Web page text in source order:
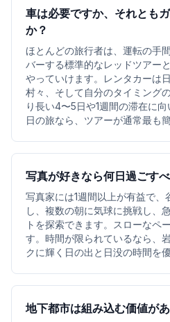
車は必要ですか、それとも
か？
ほとんどの旅行者は、運転の手
バーする標準的なレッドツアー
やっていけます。レンタカーは
村々、そして自分のタイミング
り長い4〜5日や1週間の滞在に
日の旅なら、ツアーが通常最も
写真が好きなら何日過ごす
写真家には1週間以上が有益で
し、複数の朝に気球に挑戦し、
トを探索できます。スローなペ
す。時間が限られているなら、
クに輝く日の出と日没の時間を
地下都市は組み込む価値が